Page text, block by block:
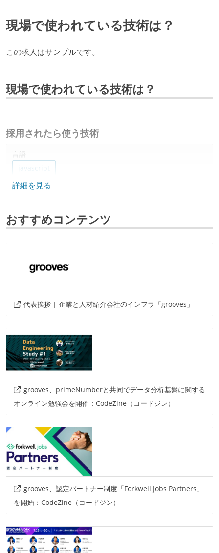
現場で使われている技術は？
この求人はサンプルです。
現場で使われている技術は？
採用されたら使う技術
言語
javascript
詳細を見る
おすすめコンテンツ
代表挨拶 | 企業と人材紹介会社のインフラ「grooves」
grooves、primeNumberと共同でデータ分析基盤に関する
オンライン勉強会を開催：CodeZine（コードジン）
grooves、認定パートナー制度「Forkwell Jobs Partners」
を開始：CodeZine（コードジン）